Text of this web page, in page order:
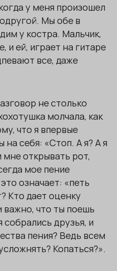
у меня произошел
Мы обе в
у костра. Мальчик,
и ей, играет на гитаре
все, даже
не столько
молчала, как
что я впервые
себя: «Стоп. А я? А я
открывать рот,
мое пение
означает: «петь
Кто дает оценку
важно, что ты поешь
собрались друзья, и
пения? Ведь всем
Копаться?».